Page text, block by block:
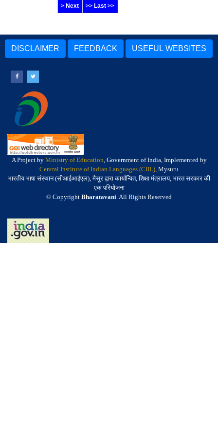
> Next >> Last >>
DISCLAIMER FEEDBACK USEFUL WEBSITES
A Project by Ministry of Education, Government of India, Implemented by
Central Institute of Indian Languages (CIIL), Mysuru
भारतीय भाषा संस्थान (सीआईआईएल), मैसूर द्वारा कार्यान्वित, शिक्षा मंत्रालय, भारत सरकार की
एक परियोजना
© Copyright Bharatavani. All Rights Reserved